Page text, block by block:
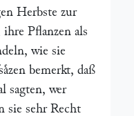
Herbste zur
Pflanzen als
wie sie
bemerkt, daß
sagten, wer
sie sehr Recht